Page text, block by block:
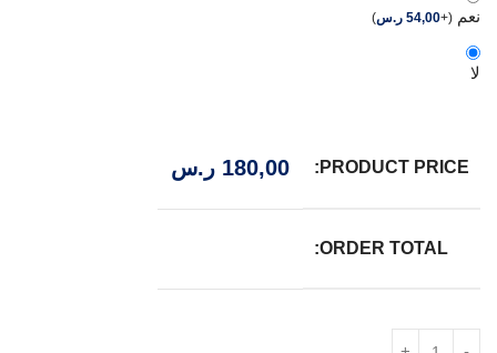
نعم (
+
54,00 ر.س)
لا
PRODUCT PRICE:
180,00 ر.س
ORDER TOTAL: